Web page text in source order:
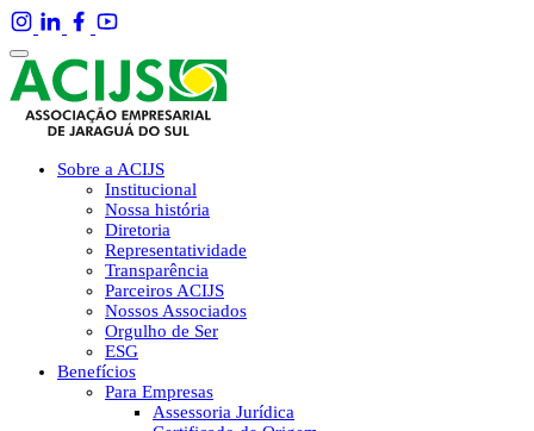
Sobre a ACIJS
Institucional
Nossa história
Diretoria
Representatividade
Transparência
Parceiros ACIJS
Nossos Associados
Orgulho de Ser
ESG
Benefícios
Para Empresas
Assessoria Jurídica